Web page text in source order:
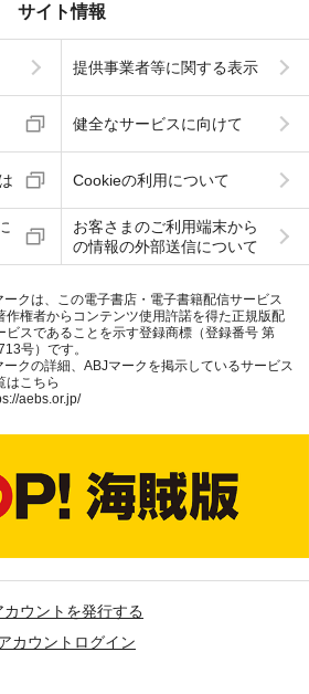
サイト情報
提供事業者等に関する表示
健全なサービスに向けて
Cookieの利用について
お客さまのご利用端末から
の情報の外部送信について
ークは、この電子書店・電子書籍配信サービス
作権者からコンテンツ使用許諾を得た正規版配
ビスであることを示す登録商標（登録番号 第
号）です。
ークの詳細、ABJマークを掲示しているサービス
はこちら
aebs.or.jp/
カウントを発行する
カウントログイン